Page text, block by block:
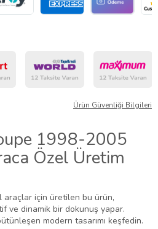
Ürün Güvenliği Bilgileri
1998-2005
Özel Üretim
araçlar için üretilen bu ürün,
ve dinamik bir dokunuş yapar.
modern tasarımı keşfedin.